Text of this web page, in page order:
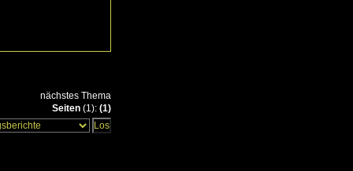
nächstes Thema
Seiten (1): (1)